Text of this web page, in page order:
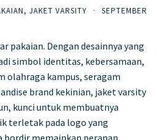
, JAKET VARSITY ·
SEPTEMBER
pakaian. Dengan desainnya yang
simbol identitas, kebersamaan,
olahraga kampus, seragam
brand kekinian, jaket varsity
kunci untuk membuatnya
terletak pada logo yang
bordir memainkan peranan